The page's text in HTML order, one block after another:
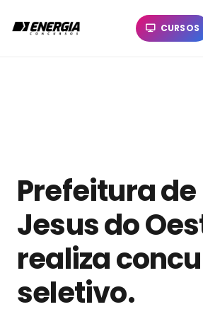
CURSOS
Prefeitura de
Jesus do
realiza
seletivo.